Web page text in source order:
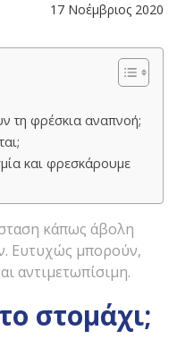
17 Νοέμβριος 2020
τη φρέσκια αναπνοή;
και φρεσκάρουμε
κάπως άβολη
Ευτυχώς μπορούν,
αντιμετωπίσιμη.
στομάχι;